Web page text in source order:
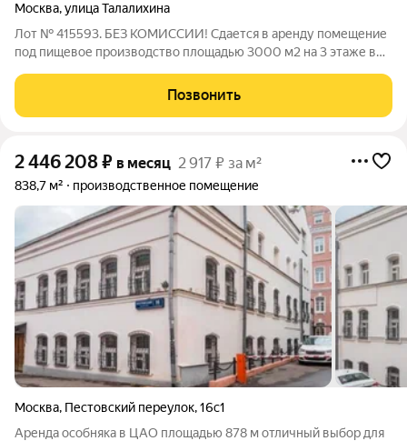
Москва,улица Талалихина
Лот № 415593. БЕЗ КОМИССИИ! Сдается в аренду помещение
под пищевое производство площадью 3000 м2 на 3 этаже в
расположенном в 9 минутах пешком от метро Пролетарская.
Помещение с отолением. Планировка:
Позвонить
2 446 208₽ в месяц 2 917 ₽ за м²
838,7 м² производственное помещение
Москва, Пестовский переулок,16с1
Аренда особняка в ЦАО площадью 878 м отличный выбор для